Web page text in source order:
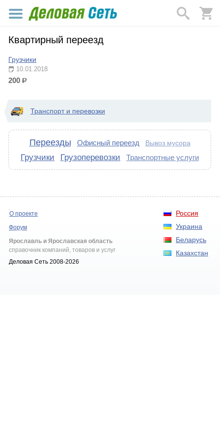
Квартирный переезд
Грузчики
10.01.2018
200 р.
Транспорт и перевозки
Переезды Офисный переезд Вывоз мусора
Грузчики Грузоперевозки Транспортные услуги
Россия
Украина
Беларусь
Казахстан
О проекте
Форум
Ярославль и Ярославская область
справочник компаний, товаров и услуг
Деловая Сеть 2008-2026